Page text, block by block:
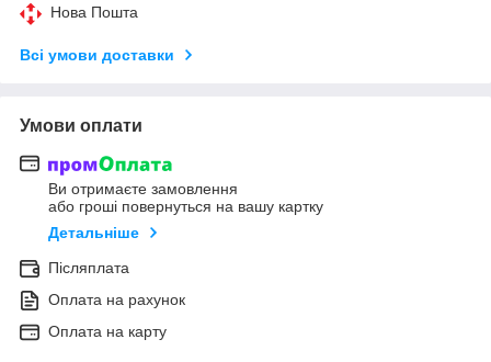
Нова Пошта
Всі умови доставки
Умови оплати
Ви отримаєте замовлення
або гроші повернуться на вашу картку
Детальніше
Післяплата
Оплата на рахунок
Оплата на карту